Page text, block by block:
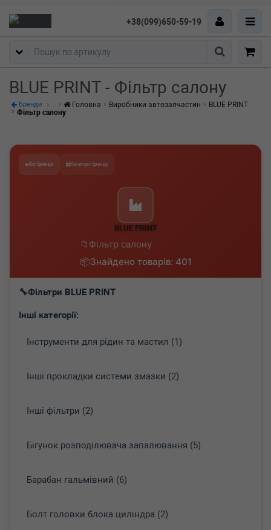
+38(099)650-59-19
Пошук
BLUE PRINT - Фільтр салону
Бренди Головна Виробники автозапчастин
BLUE PRINT
Фільтр салону
Всі бренди Категорії бренду
BLUE PRINT
Фільтр салону
Знайдено товарів: 401
Фільтри BLUE PRINT
Інші категорії:
Інструменти для рідин та мастил (1)
Інші прокладки системи змазки (2)
Інші фільтри (2)
Бігунок розподілювача запалювання (5)
Барабан гальмівний (6)
Болт головки блока циліндра (2)